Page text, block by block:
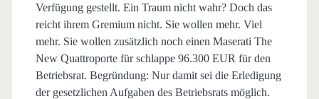
Verfügung gestellt. Ein Traum nicht wahr? Doch das
reicht ihrem Gremium nicht. Sie wollen mehr. Viel
mehr. Sie wollen zusätzlich noch einen Maserati The
New Quattroporte für schlappe 96.300 EUR für den
Betriebsrat. Begründung: Nur damit sei die Erledigung
der gesetzlichen Aufgaben des Betriebsrats möglich.